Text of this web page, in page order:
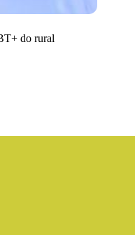
do rural